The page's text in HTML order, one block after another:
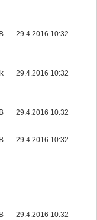
29.4.2016 10:32
29.4.2016 10:32
29.4.2016 10:32
29.4.2016 10:32
29.4.2016 10:32